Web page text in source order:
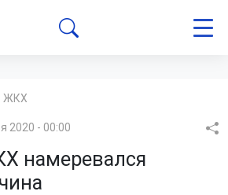
ЖКХ
2020 - 00:00
намеревался